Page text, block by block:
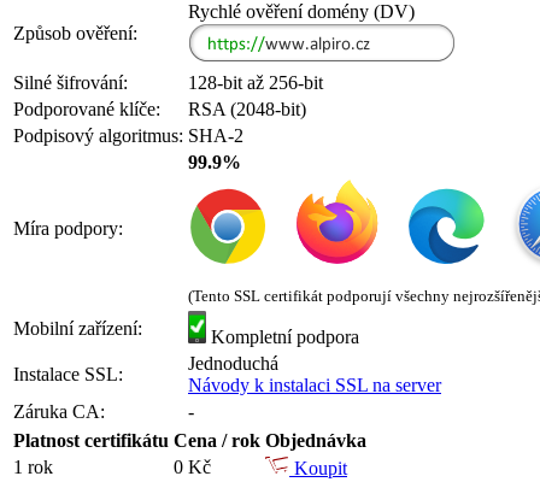
Způsob ověření:
Rychlé ověření domény (DV)
Silné šifrování:
128-bit až 256-bit
Podporované klíče:
RSA (2048-bit)
Podpisový algoritmus: SHA-2
Míra podpory:
99.9%
(Tento SSL certifikát podporují všechny
Mobilní zařízení:
Kompletní podpora
Instalace SSL:
Jednoduchá
Návody k instalaci SSL na server
Záruka CA:
-
Platnost certifikátu Cena / rok Objednávka
1 rok
0 Kč Koupit